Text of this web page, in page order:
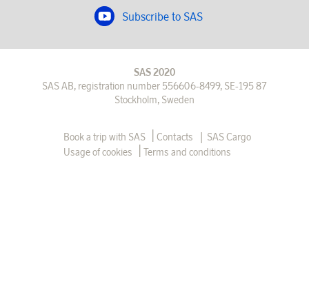
Subscribe to SAS
SAS 2020
SAS AB, registration number 556606-8499, SE-195 87
Stockholm, Sweden
Book a trip with SAS Contacts | SAS Cargo
Usage of cookies
Terms and conditions